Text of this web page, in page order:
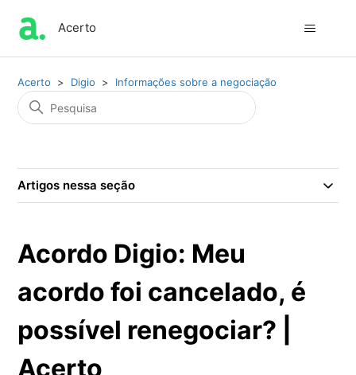
Acerto
Acerto Digio Informações sobre a negociação
Artigos nessa seção
Acordo Digio: Meu
acordo foi cancelado, é
possível renegociar? |
Acerto